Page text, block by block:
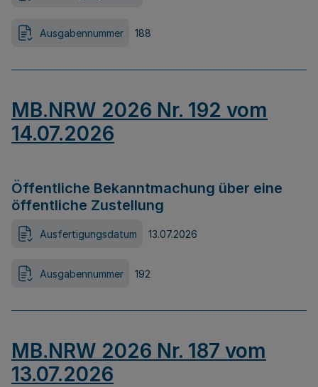
Ausgabennummer 188
MB.NRW 2026 Nr. 192 vom
14.07.2026
Öffentliche Bekanntmachung über eine
öffentliche Zustellung
Ausfertigungsdatum 13.07.2026
Ausgabennummer 192
MB.NRW 2026 Nr. 187 vom
13.07.2026